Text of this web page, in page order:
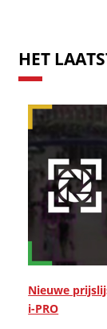
HET
Nieuwe
i-PRO